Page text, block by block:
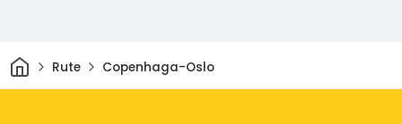
AcasăRute Copenhaga-Oslo